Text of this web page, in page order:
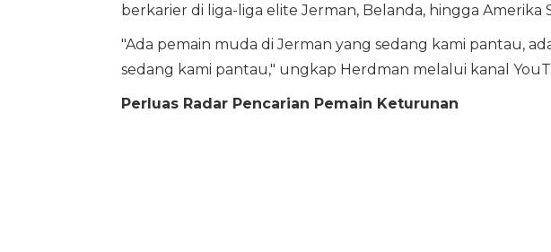
berkarier di liga-liga elite Jerman, Belanda, hingga Amerika
"Ada pemain muda di Jerman yang sedang kami pantau,
sedang kami pantau," ungkap Herdman melalui kanal
Perluas Radar Pencarian Pemain Keturunan